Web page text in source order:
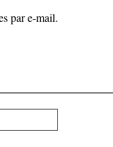
par e-mail.